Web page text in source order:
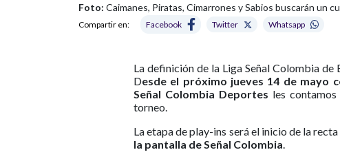
Foto: Caimanes, Piratas, Cimarrones y Sabios buscarán un
Compartir en: Facebook Twitter Whatsapp
La definición de la Liga Señal Colombia
Desde el próximo jueves 14 de mayo
Señal Colombia Deportes les
torneo.
La etapa de play-ins será el inicio de la
la pantalla de Señal Colombia.